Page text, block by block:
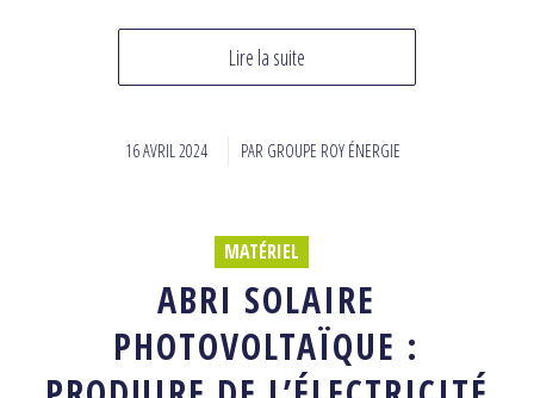
Lire la suite
16 AVRIL 2024
/ PAR GROUPE ROY ÉNERGIE
MATÉRIEL
ABRI SOLAIRE
PHOTOVOLTAÏQUE :